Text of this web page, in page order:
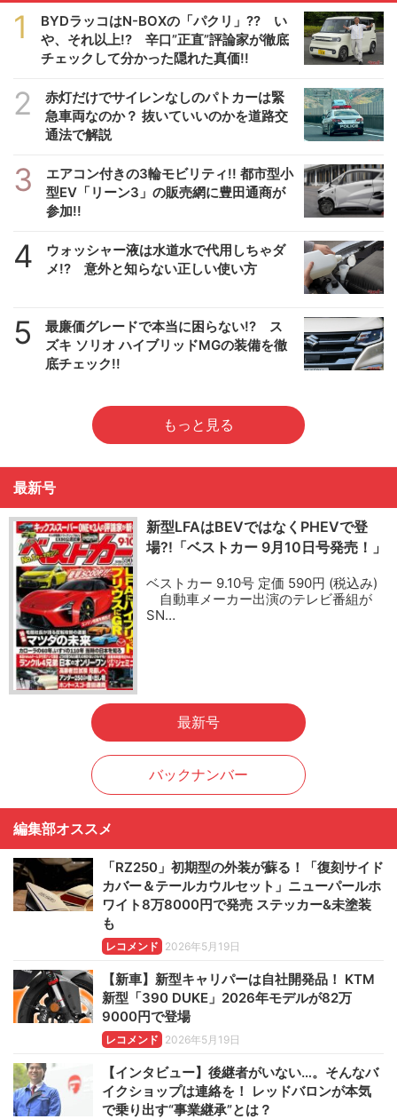
1
BYDラッコはN-BOXの「パクリ」?? い
や、それ以上!? 辛口”正直”評論家が徹底
チェックして分かった隠れた真価!!
2
赤灯だけでサイレンなしのパトカーは緊
急車両なのか？ 抜いていいのかを道路交
通法で解説
3
エアコン付きの3輪モビリティ!! 都市型小
型EV「リーン3」の販売網に豊田通商が
参加!!
4
ウォッシャー液は水道水で代用しちゃダ
メ!? 意外と知らない正しい使い方
5
最廉価グレードで本当に困らない!? ス
ズキ ソリオ ハイブリッドMGの装備を徹
底チェック!!
もっと見る
最新号
新型LFAはBEVではなくPHEVで登
場?!「ベストカー 9月10日号発売！」
ベストカー 9.10号 定価 590円 (税込み)
自動車メーカー出演のテレビ番組が
SN…
最新号
バックナンバー
編集部オススメ
「RZ250」初期型の外装が蘇る！「復刻サイド
カバー＆テールカウルセット」ニューパールホ
ワイト8万8000円で発売 ステッカー&未塗装
も
レコメンド 2026年5月19日
【新車】新型キャリパーは自社開発品！ KTM
新型「390 DUKE」2026年モデルが82万
9000円で登場
レコメンド 2026年5月19日
【インタビュー】後継者がいない…。そんなバ
イクショップは連絡を！ レッドバロンが本気
で乗り出す“事業継承”とは？